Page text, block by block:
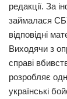
редакції. За
займалася
відповідні
Виходячи з
справі
розробляє
українські